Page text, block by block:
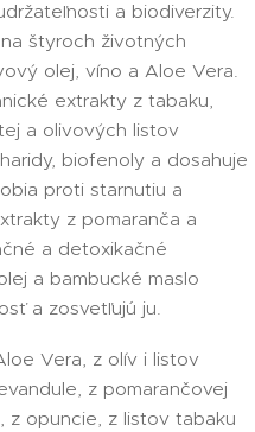
a biodiverzity.
štyroch životných
olej, víno a Aloe Vera.
extrakty z tabaku,
a olivových listov
biofenoly a dosahuje
proti starnutiu a
z pomaranča a
a detoxikačné
a bambucké maslo
a zosvetľujú ju.
Vera, z olív i listov
z pomarančovej
z opuncie, z listov tabaku